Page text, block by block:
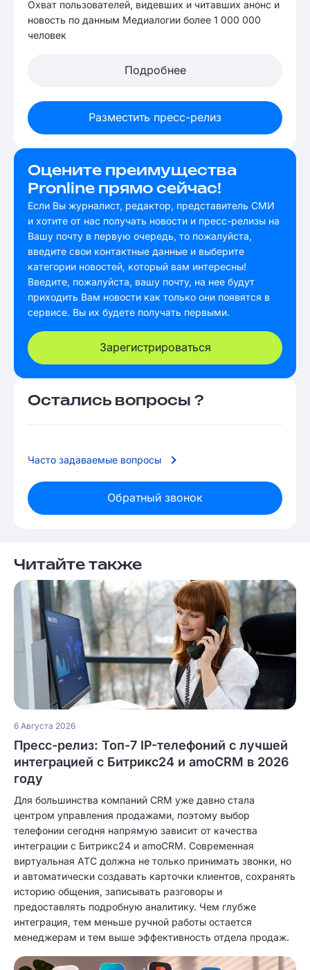
Охват пользователей, видевших и читавших анонс и
новость по данным Медиалогии более 1 000 000
человек
Подробнее
Разместить пресс-релиз
Оцените преимущества
Pronline прямо сейчас!
Если Вы журналист, редактор, представитель СМИ
и хотите от нас получать новости и пресс-релизы на
Вашу почту в первую очередь, то пожалуйста,
введите свои контактные данные и выберите
категории новостей, который вам интересны!
Введите, пожалуйста, вашу почту, на нее будут
приходить Вам новости как только они появятся в
сервисе. Вы их будете получать первыми.
Зарегистрироваться
Остались вопросы ?
Часто задаваемые вопросы
Обратный звонок
Читайте также
6 Августа 2026
Пресс-релиз: Топ-7 IP-телефоний с лучшей
интеграцией с Битрикс24 и amoCRM в 2026
году
Для большинства компаний CRM уже давно стала
центром управления продажами, поэтому выбор
телефонии сегодня напрямую зависит от качества
интеграции с Битрикс24 и amoCRM. Современная
виртуальная АТС должна не только принимать звонки, но
и автоматически создавать карточки клиентов, сохранять
историю общения, записывать разговоры и
предоставлять подробную аналитику. Чем глубже
интеграция, тем меньше ручной работы остается
менеджерам и тем выше эффективность отдела продаж.